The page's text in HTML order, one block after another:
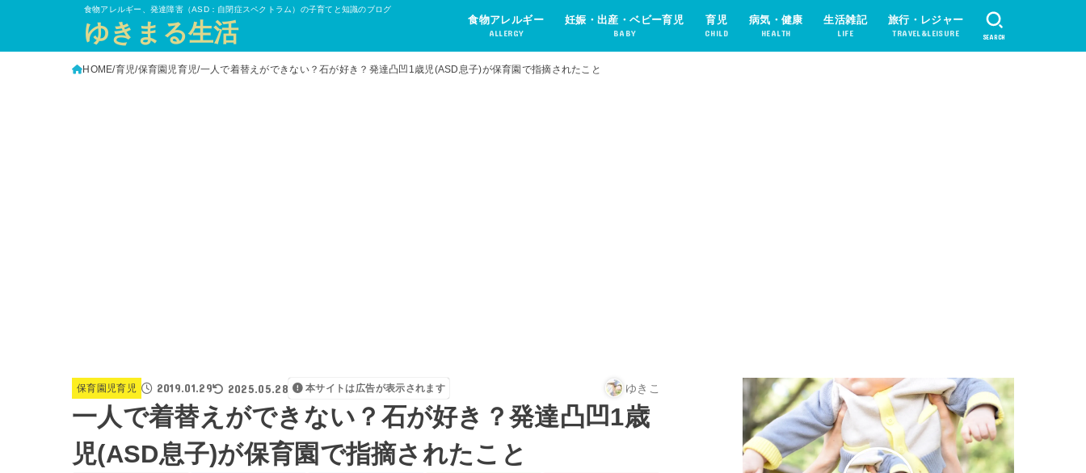
食物アレルギー、発達障害（ASD：自閉症スペクトラム）の子育てと知識のブログ
ゆきまる生活 食物アレルギー
ALLERGY
妊娠・出産・ベビー育児
BABY
育児
CHILD
病気・健康
HEALTH
生活雑記
LIFE
旅行・レジャー
TRAVEL&LEISURE SEARCH
HOME 育児 保育園児育児 一人で着替えができない？石が好き？発達凸凹1歳児(ASD息子)が保育園で指摘されたこと
保育園児育児 2019.01.29 2025.05.28 本サイトは広告が表示されます ゆきこ
一人で着替えができない？石が好き？発達凸凹1歳
児(ASD息子)が保育園で指摘されたこと